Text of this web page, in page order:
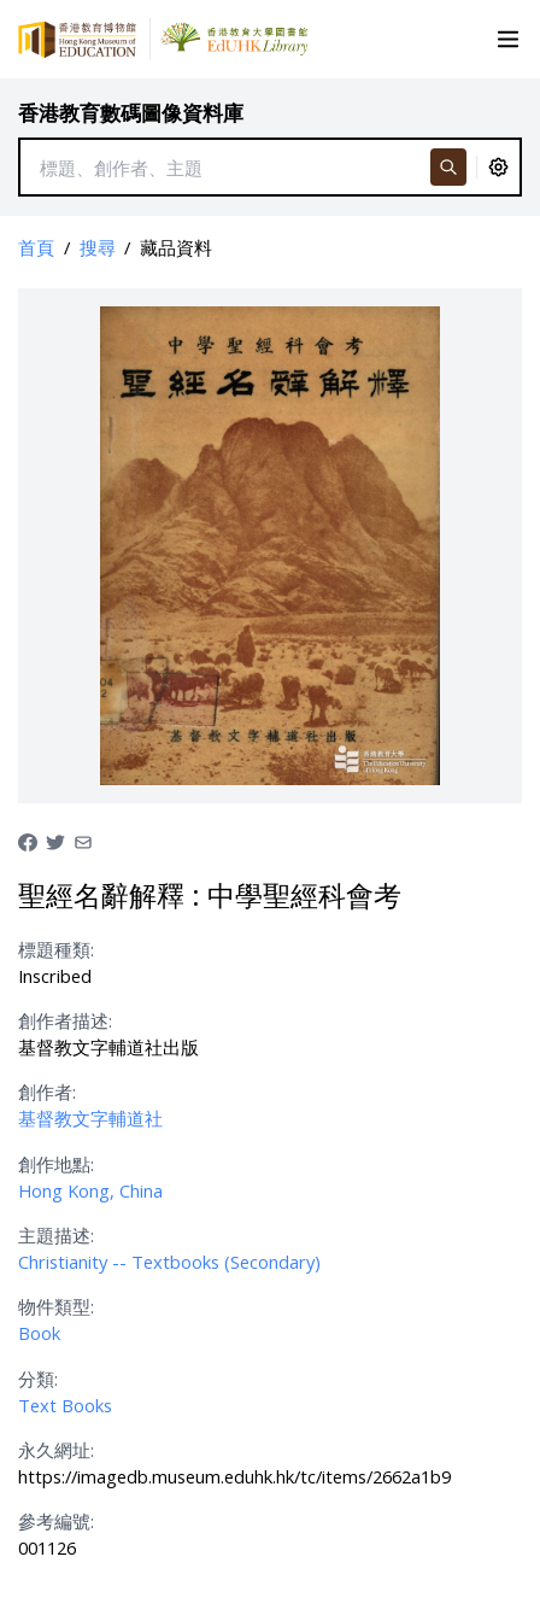
香港教育數碼圖像資料庫
首頁 / 搜尋 / 藏品資料
聖經名辭解釋 : 中學聖經科會考
標題種類:
Inscribed
創作者描述:
基督教文字輔道社出版
創作者:
基督教文字輔道社
創作地點:
Hong Kong, China
主題描述:
Christianity -- Textbooks (Secondary)
物件類型:
Book
分類:
Text Books
永久網址:
https://imagedb.museum.eduhk.hk/tc/items/2662a1b9
參考編號:
001126